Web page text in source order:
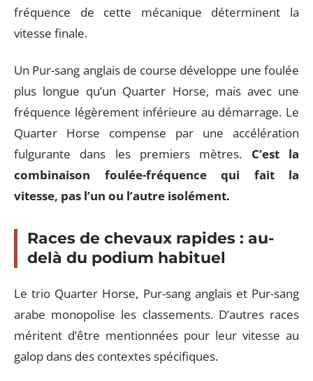
fréquence de cette mécanique déterminent la
vitesse finale.
Un Pur-sang anglais de course développe une foulée
plus longue qu’un Quarter Horse, mais avec une
fréquence légèrement inférieure au démarrage. Le
Quarter Horse compense par une accélération
fulgurante dans les premiers mètres. C’est la
combinaison foulée-fréquence qui fait la
vitesse, pas l’un ou l’autre isolément.
Races de chevaux rapides : au-
delà du podium habituel
Le trio Quarter Horse, Pur-sang anglais et Pur-sang
arabe monopolise les classements. D’autres races
méritent d’être mentionnées pour leur vitesse au
galop dans des contextes spécifiques.